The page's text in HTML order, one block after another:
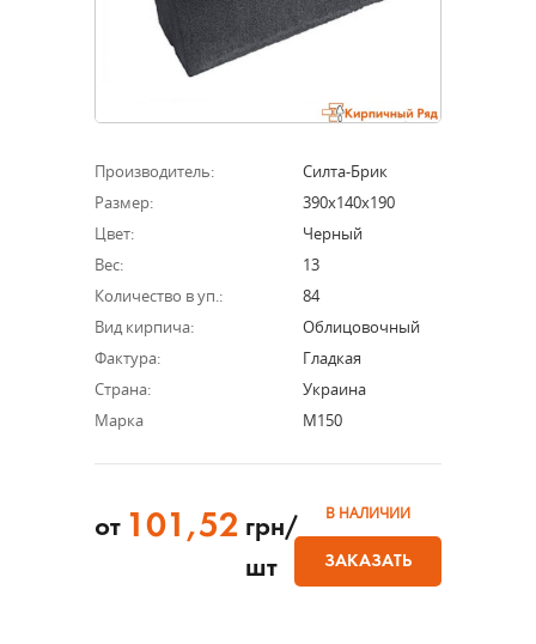
Производитель:
Силта-Брик
Размер:
390х140х190
Цвет:
Черный
Вес:
13
Количество в уп.:
84
Вид кирпича:
Облицовочный
Фактура:
Гладкая
Страна:
Украина
Марка
М150
от 101,52 грн/
шт
В НАЛИЧИИ
ЗАКАЗАТЬ